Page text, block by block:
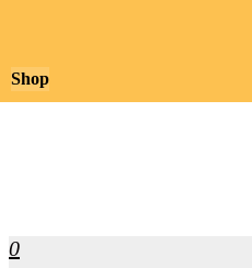
0
Shop